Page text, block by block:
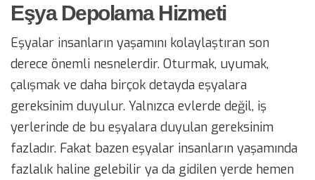
Eşya Depolama Hizmeti
Eşyalar insanların yaşamını kolaylaştıran son
derece önemli nesnelerdir. Oturmak, uyumak,
çalışmak ve daha birçok detayda eşyalara
gereksinim duyulur. Yalnızca evlerde değil, iş
yerlerinde de bu eşyalara duyulan gereksinim
fazladır. Fakat bazen eşyalar insanların yaşamında
fazlalık haline gelebilir ya da gidilen yerde hemen